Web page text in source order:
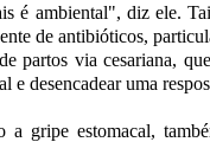
é ambiental", diz ele.
de antibióticos,
partos via cesariana,
e desencadear uma
a gripe estomacal,